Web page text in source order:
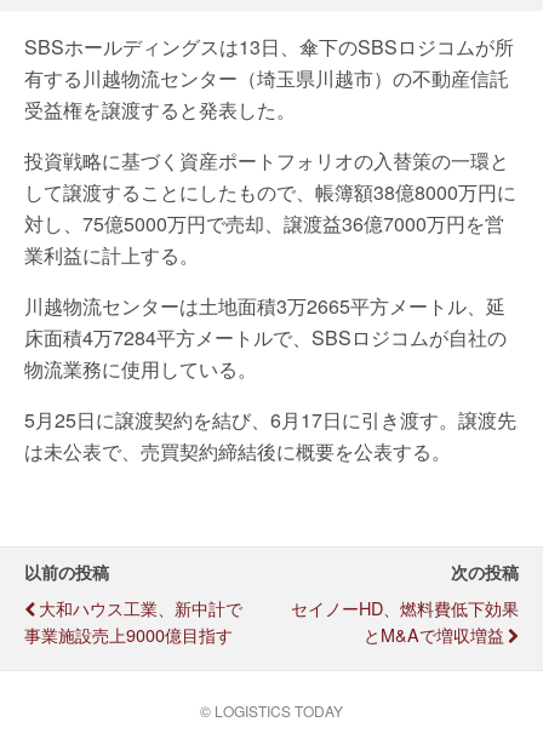
SBSホールディングスは13日、傘下のSBSロジコムが所
有する川越物流センター（埼玉県川越市）の不動産信託
受益権を譲渡すると発表した。
投資戦略に基づく資産ポートフォリオの入替策の一環と
して譲渡することにしたもので、帳簿額38億8000万円に
対し、75億5000万円で売却、譲渡益36億7000万円を営
業利益に計上する。
川越物流センターは土地面積3万2665平方メートル、延
床面積4万7284平方メートルで、SBSロジコムが自社の
物流業務に使用している。
5月25日に譲渡契約を結び、6月17日に引き渡す。譲渡先
は未公表で、売買契約締結後に概要を公表する。
以前の投稿
大和ハウス工業、新中計で
事業施設売上9000億目指す
次の投稿
セイノーHD、燃料費低下効果
とM&Aで増収増益
© LOGISTICS TODAY